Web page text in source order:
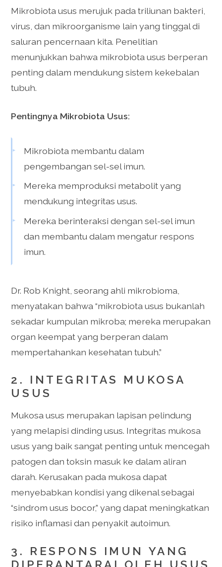
Mikrobiota usus merujuk pada triliunan bakteri,
virus, dan mikroorganisme lain yang tinggal di
saluran pencernaan kita. Penelitian
menunjukkan bahwa mikrobiota usus berperan
penting dalam mendukung sistem kekebalan
tubuh.
Pentingnya Mikrobiota Usus:
Mikrobiota membantu dalam
pengembangan sel-sel imun.
Mereka memproduksi metabolit yang
mendukung integritas usus.
Mereka berinteraksi dengan sel-sel imun
dan membantu dalam mengatur respons
imun.
Dr. Rob Knight, seorang ahli mikrobioma,
menyatakan bahwa “mikrobiota usus bukanlah
sekadar kumpulan mikroba; mereka merupakan
organ keempat yang berperan dalam
mempertahankan kesehatan tubuh.”
2. INTEGRITAS MUKOSA
USUS
Mukosa usus merupakan lapisan pelindung
yang melapisi dinding usus. Integritas mukosa
usus yang baik sangat penting untuk mencegah
patogen dan toksin masuk ke dalam aliran
darah. Kerusakan pada mukosa dapat
menyebabkan kondisi yang dikenal sebagai
“sindrom usus bocor,” yang dapat meningkatkan
risiko inflamasi dan penyakit autoimun.
3. RESPONS IMUN YANG
DIPERANTARAI OLEH USUS